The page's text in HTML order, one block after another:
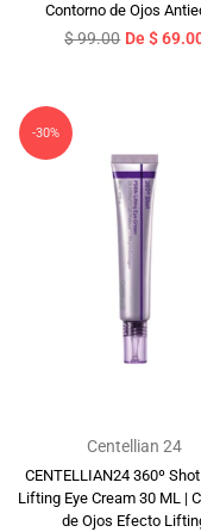
Contorno de Ojos
Precio
$ 99.00 De $
-30%
Centellian 24
CENTELLIAN24 360º
Lifting Eye Cream 30 ML |
de Ojos Efecto